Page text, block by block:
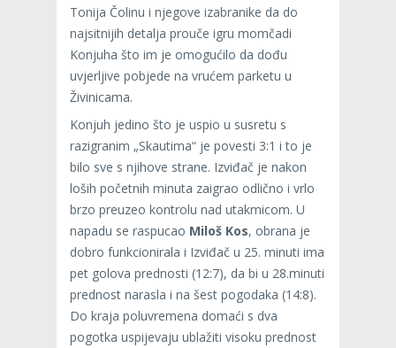
Tonija Čolinu i njegove izabranike da do
najsitnijih detalja prouče igru momčadi
Konjuha što im je omogućilo da dođu
uvjerljive pobjede na vrućem parketu u
Živinicama.
Konjuh jedino što je uspio u susretu s
razigranim „Skautima“ je povesti 3:1 i to je
bilo sve s njihove strane. Izviđač je nakon
loših početnih minuta zaigrao odlično i vrlo
brzo preuzeo kontrolu nad utakmicom. U
napadu se raspucao Miloš Kos, obrana je
dobro funkcionirala i Izviđač u 25. minuti ima
pet golova prednosti (12:7), da bi u 28.minuti
prednost narasla i na šest pogodaka (14:8).
Do kraja poluvremena domaći s dva
pogotka uspijevaju ublažiti visoku prednost